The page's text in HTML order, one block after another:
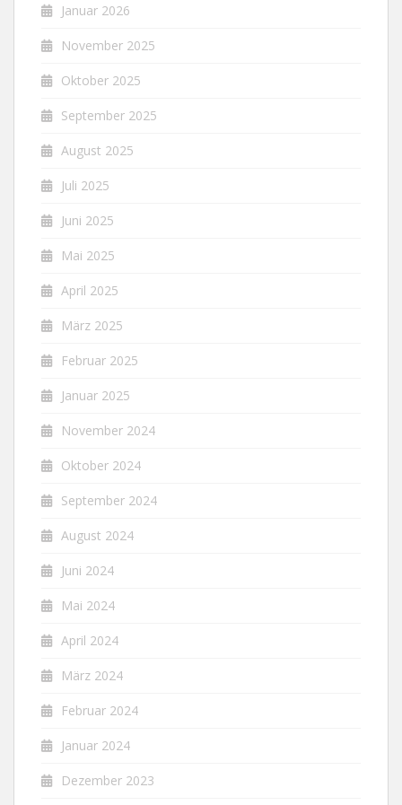
Januar 2026
November 2025
Oktober 2025
September 2025
August 2025
Juli 2025
Juni 2025
Mai 2025
April 2025
März 2025
Februar 2025
Januar 2025
November 2024
Oktober 2024
September 2024
August 2024
Juni 2024
Mai 2024
April 2024
März 2024
Februar 2024
Januar 2024
Dezember 2023